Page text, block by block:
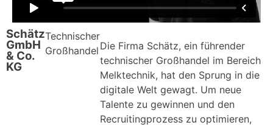
Schätz
GmbH
& Co.
KG
Technischer
Großhandel Die Firma Schätz, ein führender
technischer Großhandel im Bereich
Melktechnik, hat den Sprung in die
digitale Welt gewagt. Um neue
Talente zu gewinnen und den
Recruitingprozess zu optimieren,